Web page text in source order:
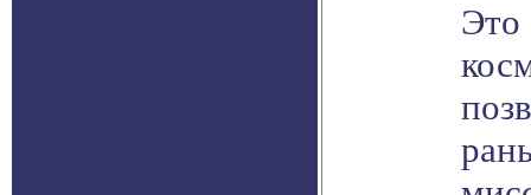
Это